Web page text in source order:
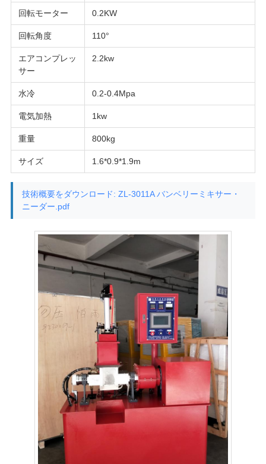
SITEMAP
PRIVACY
POLICY
回転モーター 0.2KW
回転角度 110°
エアコンプレッ
サー
2.2kw
水冷 0.2-0.4Mpa
電気加熱 1kw
重量 800kg
サイズ 1.6*0.9*1.9m
技術概要をダウンロード: ZL-3011A バンベリーミキサー・
ニーダー.pdf